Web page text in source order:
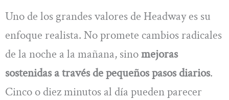
Uno de los grandes valores de Headway es su
enfoque realista. No promete cambios radicales
de la noche a la mañana, sinomejoras
sostenidas a través de pequeños pasos diarios.
Cinco o diez minutos al día pueden parecer